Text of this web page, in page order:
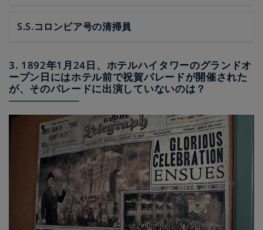
S.S.コロンビア号の清掃員
3. 1892年1月24日、ホテルハイタワーのグランドオ
ープン日にはホテル前で祝賀パレードが開催された
が、そのパレードに出演していないのは？